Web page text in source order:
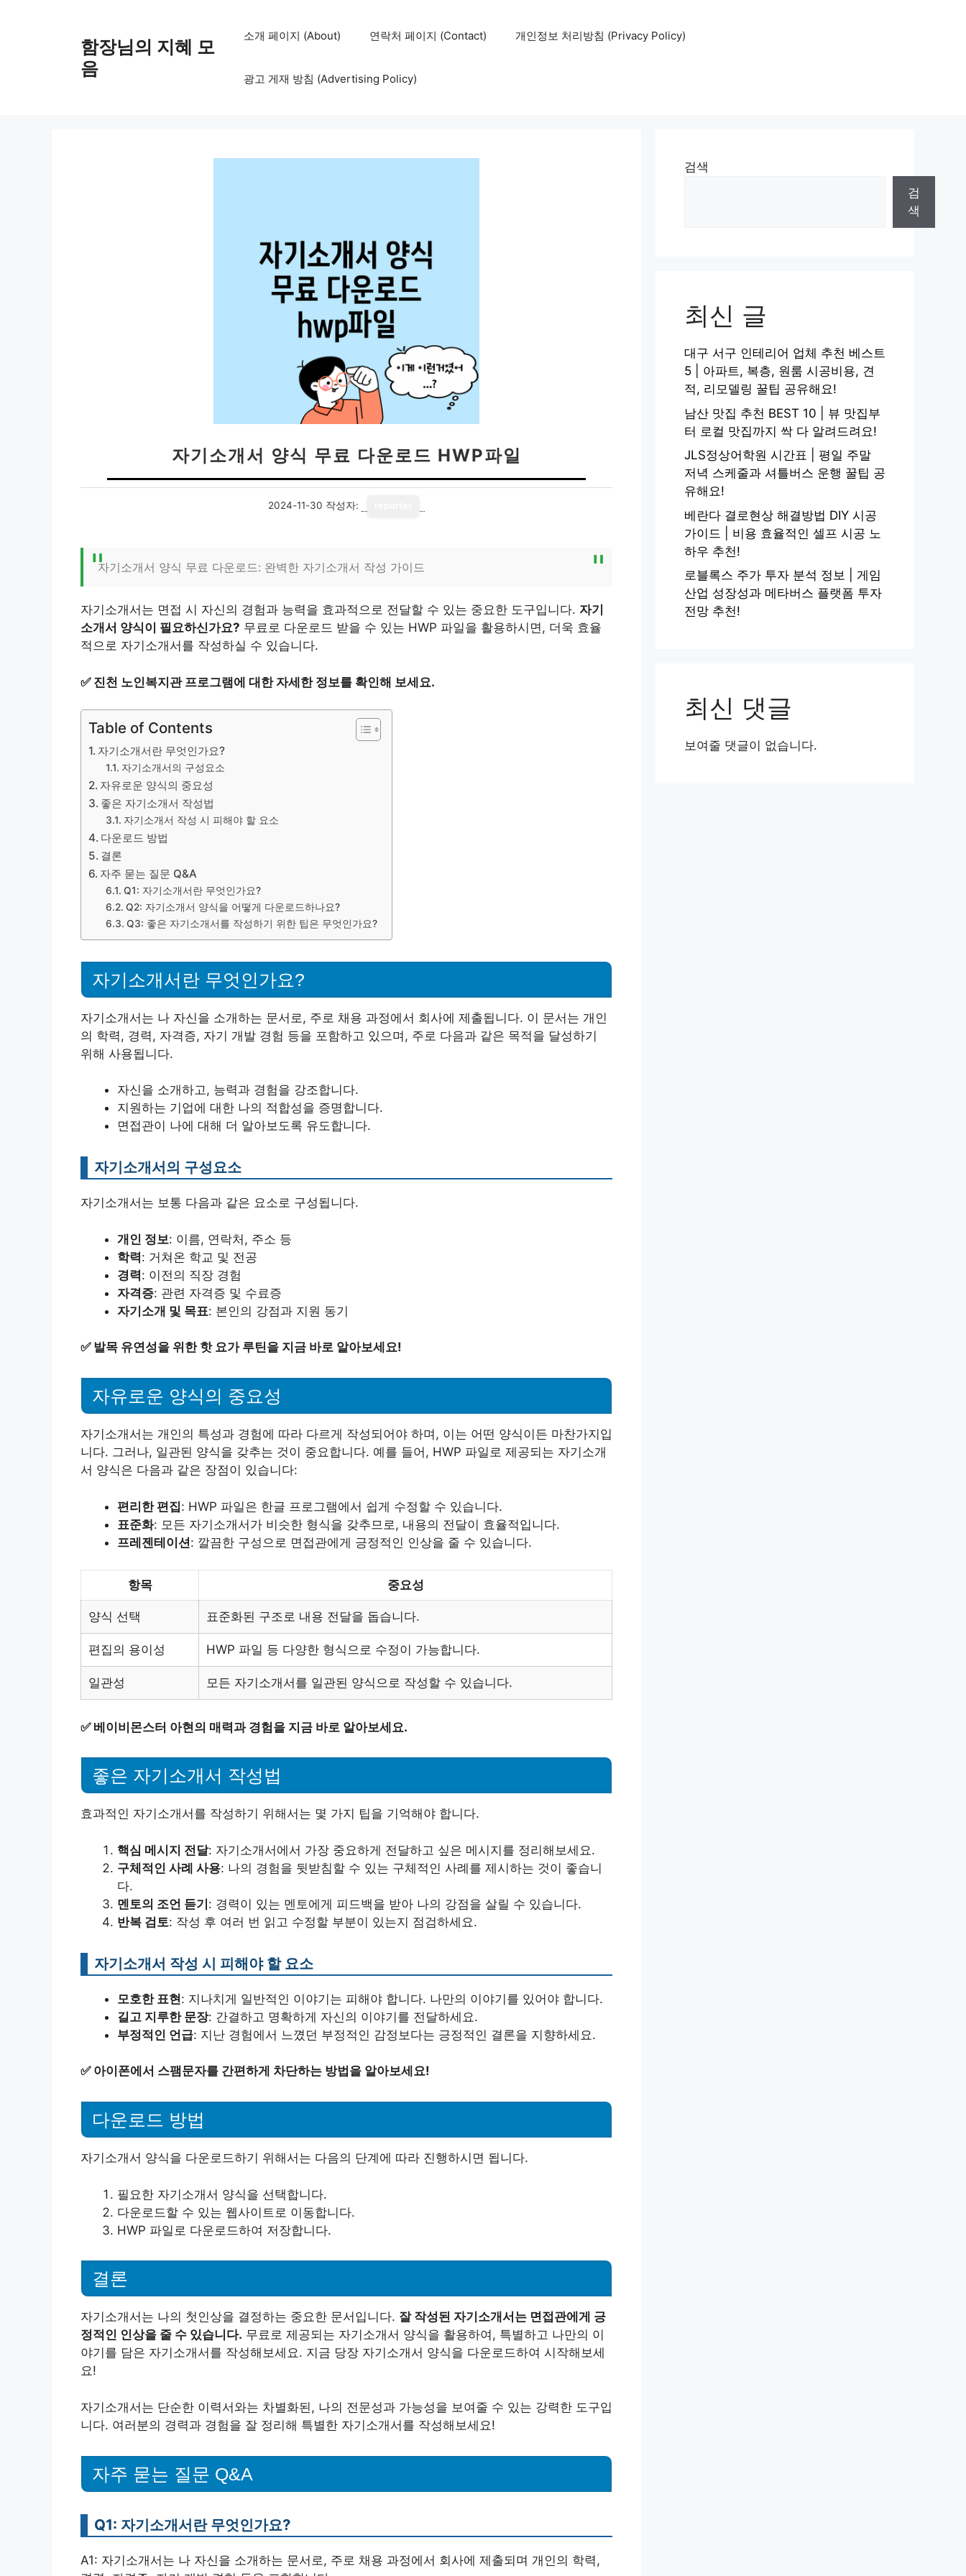
함장님의 지혜 모
음
소개 페이지 (About) 연락처 페이지 (Contact) 개인정보 처리방침 (Privacy Policy)
광고 게재 방침 (Advertising Policy)
자기소개서 양식 무료 다운로드 HWP파일
2024-11-30 작성자:
자기소개서 양식 무료 다운로드: 완벽한 자기소개서 작성 가이드
자기소개서는 면접 시 자신의 경험과 능력을 효과적으로 전달할 수 있는 중요한 도구입니다. 자기
소개서 양식이 필요하신가요? 무료로 다운로드 받을 수 있는 HWP 파일을 활용하시면, 더욱 효율
적으로 자기소개서를 작성하실 수 있습니다.
✅ 진천 노인복지관 프로그램에 대한 자세한 정보를 확인해 보세요.
Table of Contents
자기소개서란 무엇인가요?
자기소개서의 구성요소
자유로운 양식의 중요성
좋은 자기소개서 작성법
자기소개서 작성 시 피해야 할 요소
다운로드 방법
결론
자주 묻는 질문 Q&A
Q1: 자기소개서란 무엇인가요?
Q2: 자기소개서 양식을 어떻게 다운로드하나요?
Q3: 좋은 자기소개서를 작성하기 위한 팁은 무엇인가요?
자기소개서란 무엇인가요?
자기소개서는 나 자신을 소개하는 문서로, 주로 채용 과정에서 회사에 제출됩니다. 이 문서는 개인
의 학력, 경력, 자격증, 자기 개발 경험 등을 포함하고 있으며, 주로 다음과 같은 목적을 달성하기
위해 사용됩니다.
자신을 소개하고, 능력과 경험을 강조합니다.
지원하는 기업에 대한 나의 적합성을 증명합니다.
면접관이 나에 대해 더 알아보도록 유도합니다.
자기소개서의 구성요소
자기소개서는 보통 다음과 같은 요소로 구성됩니다.
개인 정보: 이름, 연락처, 주소 등
학력: 거쳐온 학교 및 전공
경력: 이전의 직장 경험
자격증: 관련 자격증 및 수료증
자기소개 및 목표: 본인의 강점과 지원 동기
✅ 발목 유연성을 위한 핫 요가 루틴을 지금 바로 알아보세요!
자유로운 양식의 중요성
자기소개서는 개인의 특성과 경험에 따라 다르게 작성되어야 하며, 이는 어떤 양식이든 마찬가지입
니다. 그러나, 일관된 양식을 갖추는 것이 중요합니다. 예를 들어, HWP 파일로 제공되는 자기소개
서 양식은 다음과 같은 장점이 있습니다:
편리한 편집: HWP 파일은 한글 프로그램에서 쉽게 수정할 수 있습니다.
표준화: 모든 자기소개서가 비슷한 형식을 갖추므로, 내용의 전달이 효율적입니다.
프레젠테이션: 깔끔한 구성으로 면접관에게 긍정적인 인상을 줄 수 있습니다.
항목 중요성
양식 선택 표준화된 구조로 내용 전달을 돕습니다.
편집의 용이성 HWP 파일 등 다양한 형식으로 수정이 가능합니다.
일관성 모든 자기소개서를 일관된 양식으로 작성할 수 있습니다.
✅ 베이비몬스터 아현의 매력과 경험을 지금 바로 알아보세요.
좋은 자기소개서 작성법
효과적인 자기소개서를 작성하기 위해서는 몇 가지 팁을 기억해야 합니다.
핵심 메시지 전달: 자기소개서에서 가장 중요하게 전달하고 싶은 메시지를 정리해보세요.
구체적인 사례 사용: 나의 경험을 뒷받침할 수 있는 구체적인 사례를 제시하는 것이 좋습니
다.
멘토의 조언 듣기: 경력이 있는 멘토에게 피드백을 받아 나의 강점을 살릴 수 있습니다.
반복 검토: 작성 후 여러 번 읽고 수정할 부분이 있는지 점검하세요.
자기소개서 작성 시 피해야 할 요소
모호한 표현: 지나치게 일반적인 이야기는 피해야 합니다. 나만의 이야기를 있어야 합니다.
길고 지루한 문장: 간결하고 명확하게 자신의 이야기를 전달하세요.
부정적인 언급: 지난 경험에서 느꼈던 부정적인 감정보다는 긍정적인 결론을 지향하세요.
✅ 아이폰에서 스팸문자를 간편하게 차단하는 방법을 알아보세요!
다운로드 방법
자기소개서 양식을 다운로드하기 위해서는 다음의 단계에 따라 진행하시면 됩니다.
필요한 자기소개서 양식을 선택합니다.
다운로드할 수 있는 웹사이트로 이동합니다.
HWP 파일로 다운로드하여 저장합니다.
결론
자기소개서는 나의 첫인상을 결정하는 중요한 문서입니다. 잘 작성된 자기소개서는 면접관에게 긍
정적인 인상을 줄 수 있습니다. 무료로 제공되는 자기소개서 양식을 활용하여, 특별하고 나만의 이
야기를 담은 자기소개서를 작성해보세요. 지금 당장 자기소개서 양식을 다운로드하여 시작해보세
요!
자기소개서는 단순한 이력서와는 차별화된, 나의 전문성과 가능성을 보여줄 수 있는 강력한 도구입
니다. 여러분의 경력과 경험을 잘 정리해 특별한 자기소개서를 작성해보세요!
자주 묻는 질문 Q&A
Q1: 자기소개서란 무엇인가요?
A1: 자기소개서는 나 자신을 소개하는 문서로, 주로 채용 과정에서 회사에 제출되며 개인의 학력,
검색
검
색
최신 글
대구 서구 인테리어 업체 추천 베스트
5 | 아파트, 복층, 원룸 시공비용, 견
적, 리모델링 꿀팁 공유해요!
남산 맛집 추천 BEST 10 | 뷰 맛집부
터 로컬 맛집까지 싹 다 알려드려요!
JLS정상어학원 시간표 | 평일 주말
저녁 스케줄과 셔틀버스 운행 꿀팁 공
유해요!
베란다 결로현상 해결방법 DIY 시공
가이드 | 비용 효율적인 셀프 시공 노
하우 추천!
로블록스 주가 투자 분석 정보 | 게임
산업 성장성과 메타버스 플랫폼 투자
전망 추천!
최신 댓글
보여줄 댓글이 없습니다.